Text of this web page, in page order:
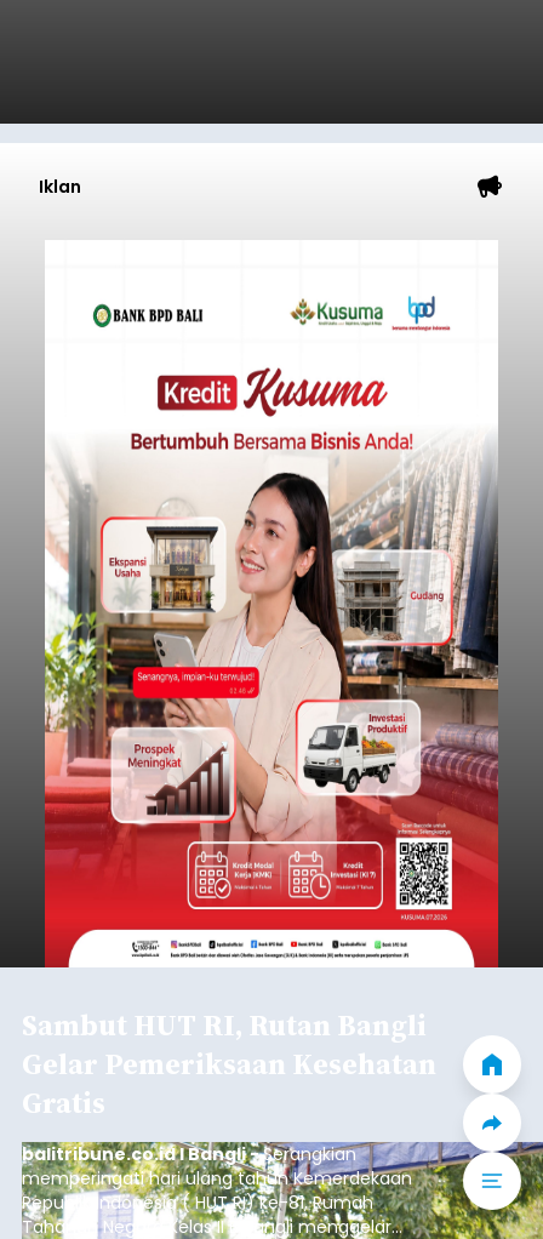
Iklan
Sambut HUT RI, Rutan Bangli
Gelar Pemeriksaan Kesehatan
Gratis
balitribune.co.id I Bangli -Serangkian
memperingati hari ulang tahun Kemerdekaan
Republik Indonesia ( HUT RI) ke-81, Rumah
Tahanan Negara Kelas II B Bangli menggelar